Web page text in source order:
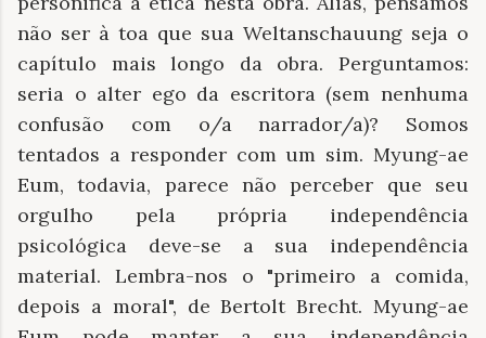
não ser à toa que sua Weltanschauung seja o
capítulo mais longo da obra. Perguntamos:
seria o alter ego da escritora (sem nenhuma
confusão com o/a narrador/a)? Somos
tentados a responder com um sim. Myung-ae
Eum, todavia, parece não perceber que seu
orgulho pela própria independência
psicológica deve-se a sua independência
material. Lembra-nos o "primeiro a comida,
depois a moral", de Bertolt Brecht. Myung-ae